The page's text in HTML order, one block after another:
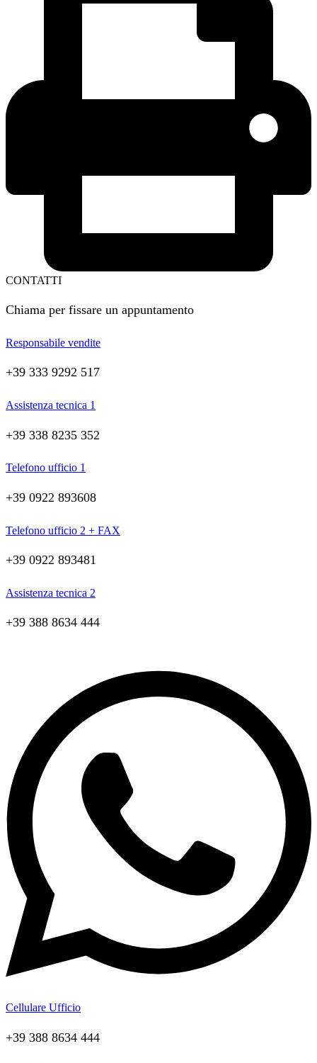
CONTATTI
Chiama per fissare un appuntamento
Responsabile vendite
+39 333 9292 517
Assistenza tecnica 1
+39 338 8235 352
Telefono ufficio 1
+39 0922 893608
Telefono ufficio 2 + FAX
+39 0922 893481
Assistenza tecnica 2
+39 388 8634 444
Cellulare Ufficio
+39 388 8634 444